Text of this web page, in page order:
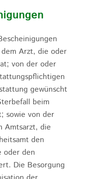
Arzt, die oder
von der oder
gewünscht
beim
sowie von der
Amtsarzt, die
den
oder den
Die Besorgung